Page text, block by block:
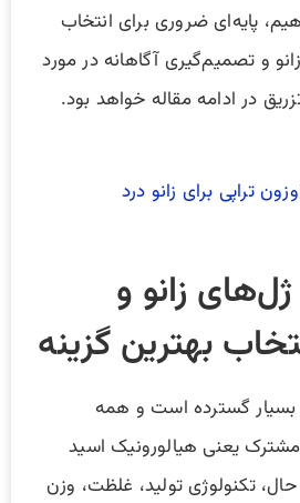
پایه‌ای ضروری برای انتخاب
و تصمیم‌گیری آگاهانه در مورد
در ادامه مقاله خواهد بود.
تراپی برای زانو درد
زانو و
بهترین گزینه
بسیار گسترده است و همه
یعنی هیالورونیک اسید
تکنولوژی تولید، غلظت، وزن